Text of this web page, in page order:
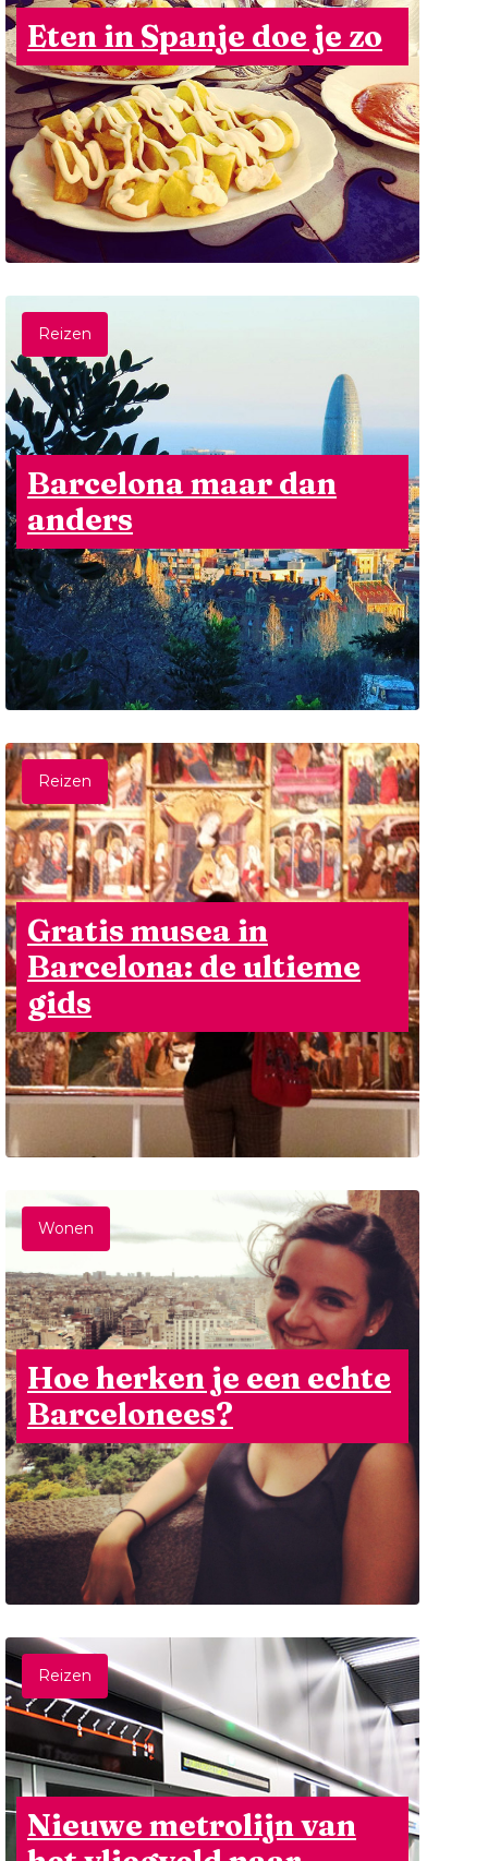
Eten in Spanje doe je zo
Reizen
Barcelona maar dan
anders
Reizen
Gratis musea in
Barcelona: de ultieme
gids
Wonen
Hoe herken je een echte
Barcelonees?
Reizen
Nieuwe metrolijn van